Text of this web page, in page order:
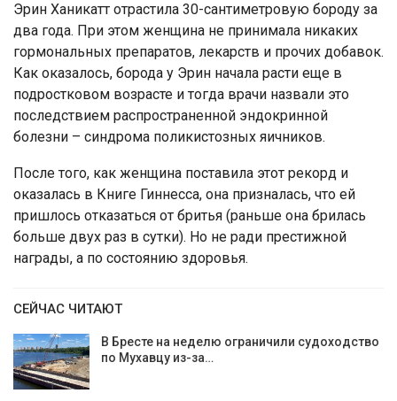
Эрин Ханикатт отрастила 30-сантиметровую бороду за
два года. При этом женщина не принимала никаких
гормональных препаратов, лекарств и прочих добавок.
Как оказалось, борода у Эрин начала расти еще в
подростковом возрасте и тогда врачи назвали это
последствием распространенной эндокринной
болезни – синдрома поликистозных яичников.
После того, как женщина поставила этот рекорд и
оказалась в Книге Гиннесса, она призналась, что ей
пришлось отказаться от бритья (раньше она брилась
больше двух раз в сутки). Но не ради престижной
награды, а по состоянию здоровья.
СЕЙЧАС ЧИТАЮТ
В Бресте на неделю ограничили судоходство
по Мухавцу из-за…